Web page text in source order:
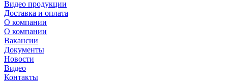
Видео продукции
Доставка и оплата
О компании
О компании
Вакансии
Документы
Новости
Видео
Контакты